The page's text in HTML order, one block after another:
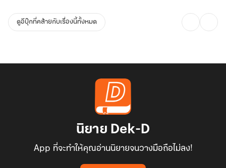
ดูอีบุ๊กที่คล้ายกับเรื่องนี้ทั้งหมด
นิยาย Dek-D
App ที่จะทำให้คุณอ่านนิยายจนวางมือถือไม่ลง!